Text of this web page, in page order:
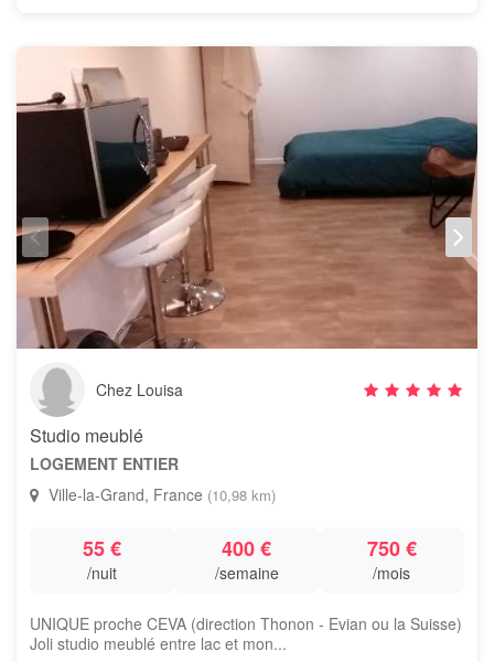
Chez Louisa
Studio meublé
LOGEMENT ENTIER
Ville-la-Grand, France (10,98 km)
55 €
/nuit
400 €
/semaine
750 €
/mois
UNIQUE proche CEVA (direction Thonon - Evian ou la Suisse)
Joli studio meublé entre lac et mon...